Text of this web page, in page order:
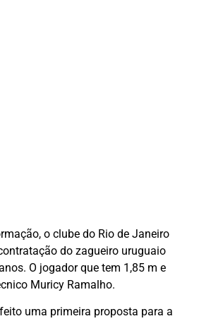
o clube do Rio de Janeiro
do zagueiro uruguaio
O jogador que tem 1,85 m e
Muricy Ramalho.
uma primeira proposta para a